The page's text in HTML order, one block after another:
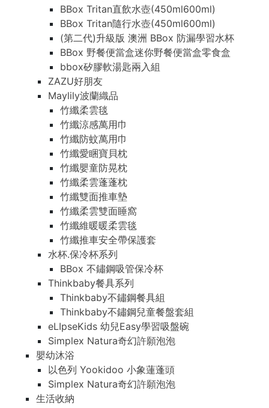
BBox Tritan直飲水壺(450ml600ml)
BBox Tritan隨行水壺(450ml600ml)
(第二代)升級版 澳洲 BBox 防漏學習水杯
BBox 野餐便當盒迷你野餐便當盒零食盒
bbox矽膠軟湯匙兩入組
ZAZU好朋友
Maylily波蘭織品
竹纖柔雲毯
竹纖涼感萬用巾
竹纖防蚊萬用巾
竹纖愛睏寶貝枕
竹纖嬰童防晃枕
竹纖柔雲蓬蓬枕
竹纖雙面推車墊
竹纖柔雲雙面睡窩
竹纖維暖暖柔雲毯
竹纖推車安全帶保護套
水杯.保冷杯系列
BBox 不鏽鋼吸管保冷杯
Thinkbaby餐具系列
Thinkbaby不鏽鋼餐具組
Thinkbaby不鏽鋼兒童餐盤套組
eLIpseKids 幼兒Easy學習吸盤碗
Simplex Natura奇幻許願泡泡
嬰幼沐浴
以色列 Yookidoo 小象蓮蓬頭
Simplex Natura奇幻許願泡泡
生活收納